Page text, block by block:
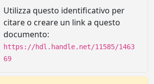
Utilizza questo identificativo per
citare o creare un link a questo
documento:
https://hdl.handle.net/11585/1463
69